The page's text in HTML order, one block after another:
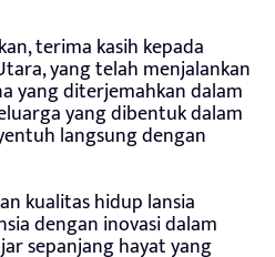
terima kasih kepada
yang telah menjalankan
yang diterjemahkan dalam
yang dibentuk dalam
langsung dengan
kualitas hidup lansia
dengan inovasi dalam
sepanjang hayat yang